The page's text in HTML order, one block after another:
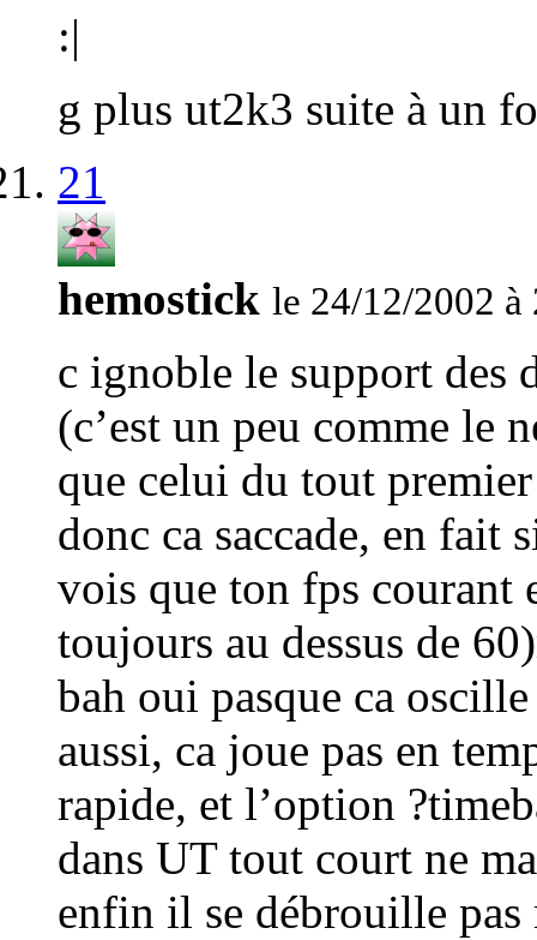
:|
g plus ut2k3 suite à un
21
hemostick le 24/12/2002 à
c ignoble le support des
(c’est un peu comme le
que celui du tout
donc ca saccade, en fait
vois que ton fps courant
toujours au dessus de
bah oui pasque ca
aussi, ca joue pas en
rapide, et l’option
dans UT tout court ne
enfin il se débrouille